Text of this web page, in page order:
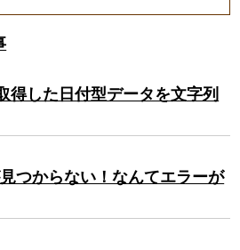
得した日付型データを文字列
つからない！なんてエラーが